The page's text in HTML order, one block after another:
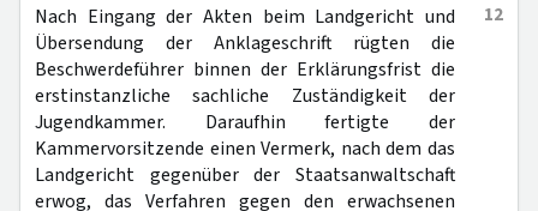
12
Nach Eingang der Akten beim Landgericht und
Übersendung der Anklageschrift rügten die
Beschwerdeführer binnen der Erklärungsfrist die
erstinstanzliche sachliche Zuständigkeit der
Jugendkammer. Daraufhin fertigte der
Kammervorsitzende einen Vermerk, nach dem das
Landgericht gegenüber der Staatsanwaltschaft
erwog, das Verfahren gegen den erwachsenen